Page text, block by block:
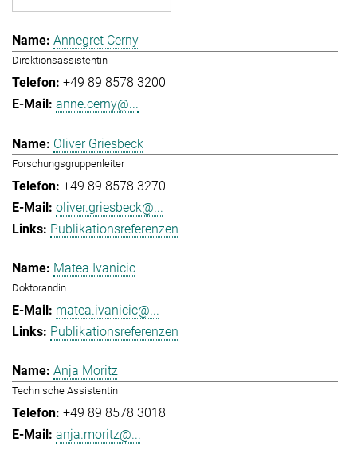
Annegret Cerny
Direktionsassistentin
+49 89 8578 3200
anne.cerny@...
Oliver Griesbeck
Forschungsgruppenleiter
+49 89 8578 3270
oliver.griesbeck@...
Publikationsreferenzen
Matea Ivanicic
Doktorandin
matea.ivanicic@...
Publikationsreferenzen
Anja Moritz
Technische Assistentin
+49 89 8578 3018
anja.moritz@...